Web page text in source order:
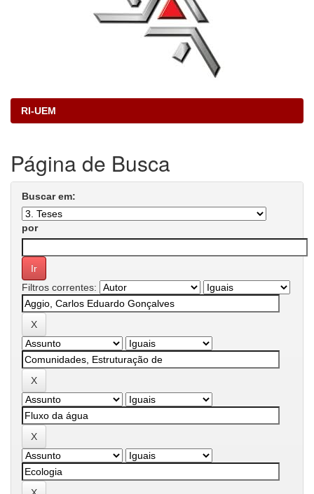
RI-UEM
Página de Busca
Buscar em:
por
Filtros correntes: